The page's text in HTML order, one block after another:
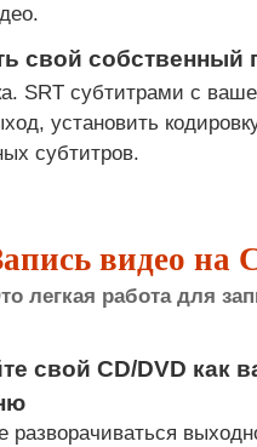
свой собственный
SRT субтитрами с
установить
субтитров.
видео на
легкая работа для
свой CD/DVD как
разворачиваться